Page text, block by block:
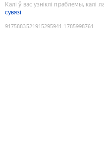
Калі ў вас узніклі праблемы, калі
сувязі
9175883521915295941 :1785998761